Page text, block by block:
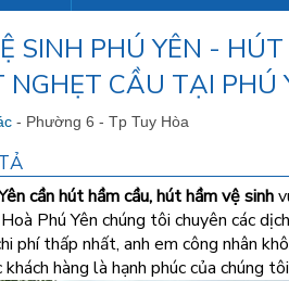
SINH PHÚ YÊN -
CẦU TẠI PHÚ
- Phường 6 - Tp Tuy Hòa
cần hút hầm cầu, hút hầm vệ sinh
Phú Yên chúng tôi chuyên các
phí thấp nhất, anh em công nhân
khách hàng là hạnh phúc của chúng